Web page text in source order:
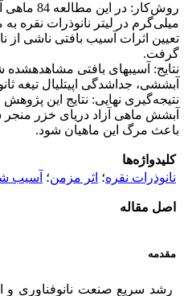
تعیین اثرات آسیب بافتی ناشی از
گرفت.
نتایج: آسیب­های بافتی مشاهده­شده
آبششی، جداشدگی اپیتلیال تیغه
نتیجه‌گیری نهایی: نتایج این
آبشش ماهی آزاد دریای خزر منجر
باعث مرگ این ماهیان شود.
کلیدواژه‌ها
نانوذرات نقره؛ اثر مزمن؛ آسیب
اصل مقاله
مقدمه